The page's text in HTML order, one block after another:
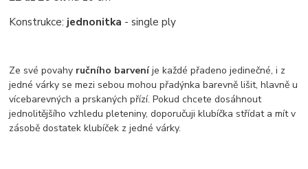
Konstrukce: jednonitka - single ply
Ze své povahy ručního barveníje každé přadeno jedinečné, i z
jedné várky se mezi sebou mohou přadýnka barevně lišit, hlavně u
vícebarevných a prskaných přízí. Pokud chcete dosáhnout
jednolitějšího vzhledu pleteniny, doporučuji klubíčka střídat a mít v
zásobě dostatek klubíček z jedné várky.